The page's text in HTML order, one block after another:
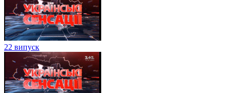
22 випуск